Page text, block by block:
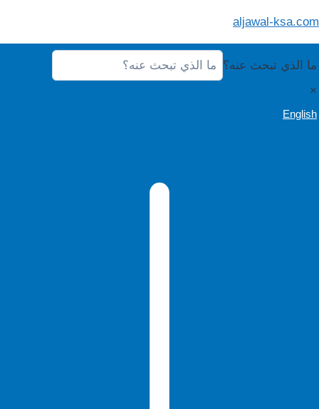
إلى
المحتوى
aljawal-ksa.com
ما الذي تبحث عنه؟
×
English